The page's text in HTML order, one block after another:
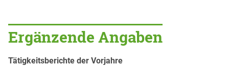
Ergänzende Angaben
Tätigkeitsberichte der Vorjahre